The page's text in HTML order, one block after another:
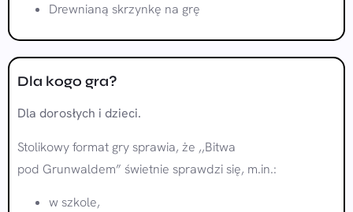
Drewnianą skrzynkę na grę
Dla kogo gra?
Dla dorosłych i dzieci.
Stolikowy format gry sprawia, że ,,Bitwa
pod Grunwaldem” świetnie sprawdzi się, m.in.:
w szkole,